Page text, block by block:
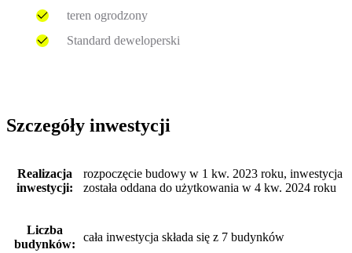
teren ogrodzony
Standard deweloperski
Szczegóły inwestycji
Realizacja
inwestycji:
rozpoczęcie budowy w 1 kw. 2023 roku, inwestycja
została oddana do użytkowania w 4 kw. 2024 roku
Liczba
budynków:
cała inwestycja składa się z 7 budynków